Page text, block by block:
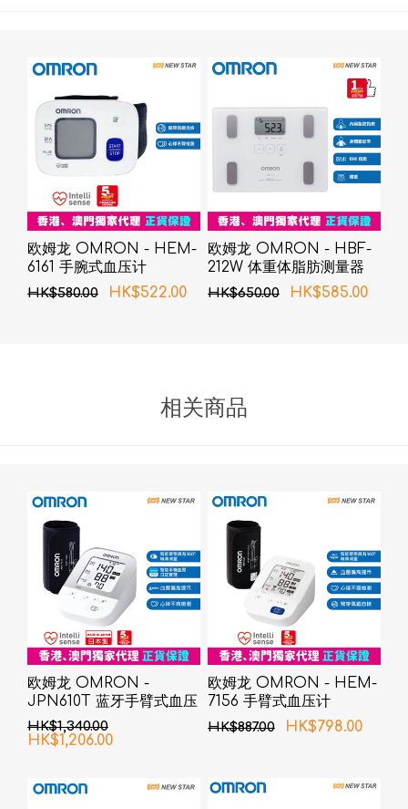
欧姆龙 OMRON - HEM-
6161 手腕式血压计
HK$580.00 HK$522.00
欧姆龙 OMRON - HBF-
212W 体重体脂肪测量器
白色
HK$650.00 HK$585.00
相关商品
欧姆龙 OMRON -
JPN610T 蓝牙手臂式血压
计
HK$1,340.00
HK$1,206.00
欧姆龙 OMRON - HEM-
7156 手臂式血压计
HK$887.00 HK$798.00